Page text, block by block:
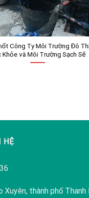
Công Ty Môi Trường Đô
Khỏe và Môi Trường Sạch Sẽ
HỆ
Xuyên, thành phố Thanh